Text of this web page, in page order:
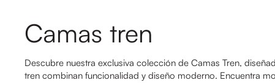
Camas tren
Descubre nuestra exclusiva colección de Camas Tren,
tren combinan funcionalidad y diseño moderno. Encuentra